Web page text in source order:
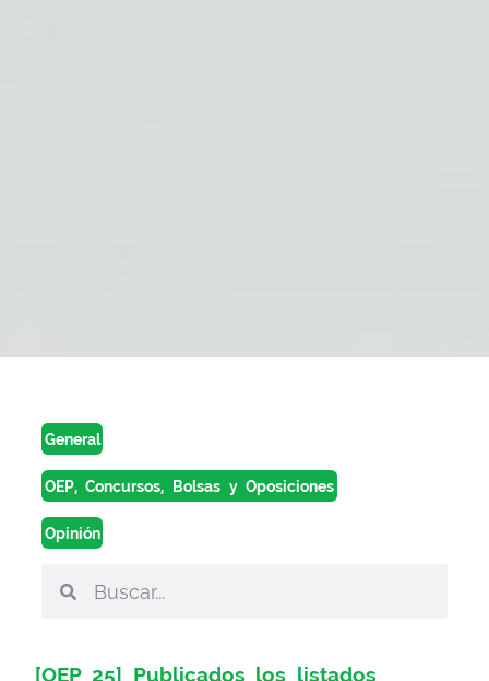
General
OEP, Concursos, Bolsas y Oposiciones
Opinión
[OEP 25] Publicados los listados